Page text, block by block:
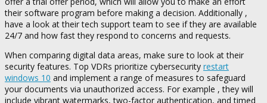
their software program before making a decision. Additionally ,
have a look at their tech support team to see if they are available
24/7 and how fast they respond to concerns and requests.
When comparing digital data areas, make sure to look at their
security features. Top VDRs prioritize cybersecurity restart
windows 10 and implement a range of measures to safeguard
your documents via unauthorized access. For example , they will
include vibrant watermarks, two-factor authentication, and timed